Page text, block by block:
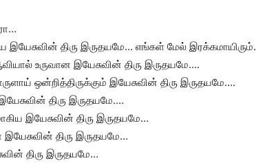
இயேசுவின் திரு இருதயமே… எங்கள் மேல் இரக்கமாயிரும்.
உருவான இயேசுவின் திரு இருதயமே….
ஒன்றித்திருக்கும் இயேசுவின் திரு இருதயமே….
திரு இருதயமே….
இயேசுவின் திரு இருதயமே…
திரு இருதயமே…
திரு இருதயமே…